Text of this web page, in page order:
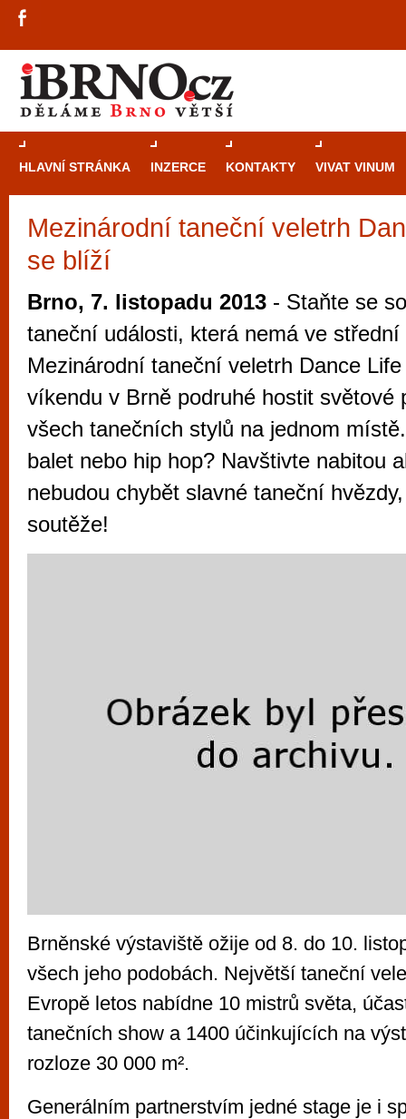
HLAVNÍ STRÁNKA INZERCE KONTAKTY VIVAT VINUM
Mezinárodní taneční veletrh
se blíží
Brno, 7. listopadu 2013 - Staňte se
taneční události, která nemá ve střední
Mezinárodní taneční veletrh Dance
víkendu v Brně podruhé hostit světové
všech tanečních stylů na jednom
balet nebo hip hop? Navštivte nabitou
nebudou chybět slavné taneční
soutěže!
Brněnské výstaviště ožije od 8. do 10.
všech jeho podobách. Největší taneční
Evropě letos nabídne 10 mistrů světa,
tanečních show a 1400 účinkujících na
rozloze 30 000 m².
Generálním partnerstvím jedné stage je i
Průvodce
Brno je
zajímavé
restaurace,
Mimo jiné je ale také místem, kde si
vyzkoušet různé kasinové hry. V
metropoli naleznete širokou nabídku her
po moderní automaty jak pro pravidelné
příležitostné hráče. V...